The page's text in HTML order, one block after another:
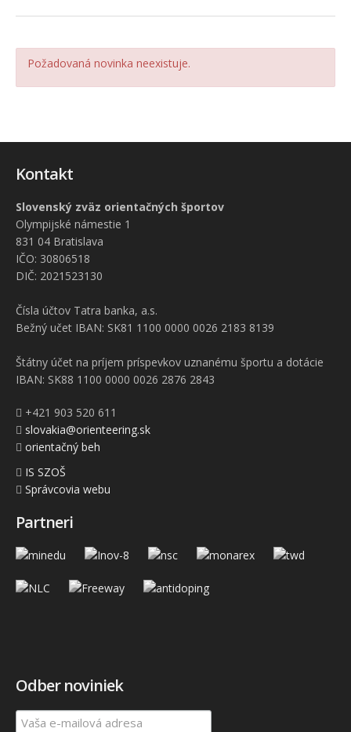
Požadovaná novinka neexistuje.
Kontakt
Slovenský zväz orientačných športov
Olympijské námestie 1
831 04 Bratislava
IČO: 30806518
DIČ: 2021523130
Čísla účtov Tatra banka, a.s.
Bežný učet IBAN: SK81 1100 0000 0026 2183 8139
Štátny účet na príjem príspevkov uznanému športu a dotácie
IBAN: SK88 1100 0000 0026 2876 2843
+421 903 520 611
slovakia@orienteering.sk
orientačný beh
IS SZOŠ
Správcovia webu
Partneri
Odber noviniek